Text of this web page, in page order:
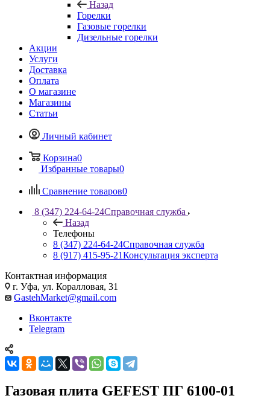
Назад
Горелки
Газовые горелки
Дизельные горелки
Акции
Услуги
Доставка
Оплата
О магазине
Магазины
Статьи
Личный кабинет
Корзина0
Избранные товары0
Сравнение товаров0
8 (347) 224-64-24Справочная служба
Назад
Телефоны
8 (347) 224-64-24Справочная служба
8 (917) 415-95-21Консультация эксперта
Контактная информация
г. Уфа, ул. Коралловая, 31
GastehMarket@gmail.com
Вконтакте
Telegram
Газовая плита GEFEST ПГ 6100-01